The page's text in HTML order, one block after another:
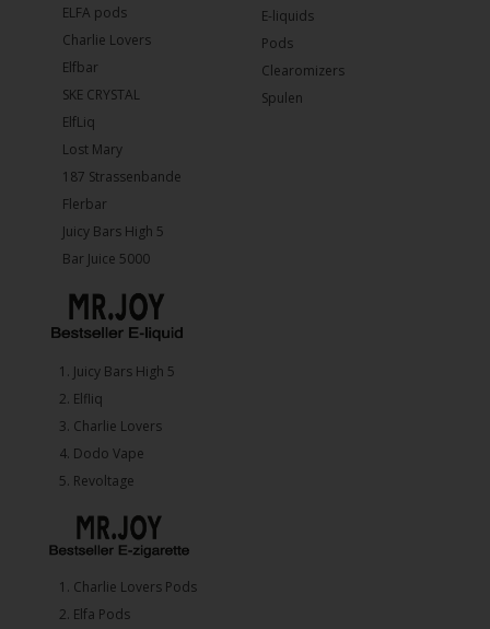
E-liquids
Pods
Clearomizers
Spulen
ELFA pods
Charlie Lovers
Elfbar
SKE CRYSTAL
ElfLiq
Lost Mary
187 Strassenbande
Flerbar
Juicy Bars High 5
Bar Juice 5000
1.⁠ ⁠Juicy Bars High 5
2.⁠ ⁠⁠Elfliq
3.⁠ ⁠⁠Charlie Lovers
4.⁠ ⁠⁠Dodo Vape
5. ⁠Revoltage
1.⁠ ⁠Charlie Lovers Pods
2.⁠ ⁠⁠Elfa Pods